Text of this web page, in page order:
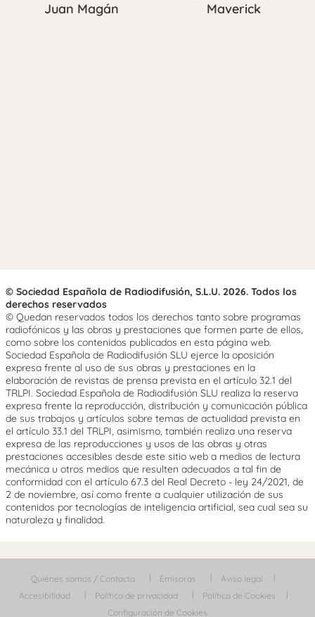
Juan Magán Maverick
© Sociedad Española de Radiodifusión, S.L.U. 2026. Todos los
derechos reservados
© Quedan reservados todos los derechos tanto sobre programas
radiofónicos y las obras y prestaciones que formen parte de ellos,
como sobre los contenidos publicados en esta página web.
Sociedad Española de Radiodifusión SLU ejerce la oposición
expresa frente al uso de sus obras y prestaciones en la
elaboración de revistas de prensa prevista en el artículo 32.1 del
TRLPI. Sociedad Española de Radiodifusión SLU realiza la reserva
expresa frente la reproducción, distribución y comunicación pública
de sus trabajos y artículos sobre temas de actualidad prevista en
el artículo 33.1 del TRLPI, asimismo, también realiza una reserva
expresa de las reproducciones y usos de las obras y otras
prestaciones accesibles desde este sitio web a medios de lectura
mecánica u otros medios que resulten adecuados a tal fin de
conformidad con el artículo 67.3 del Real Decreto - ley 24/2021, de
2 de noviembre, así como frente a cualquier utilización de sus
contenidos por tecnologías de inteligencia artificial, sea cual sea su
naturaleza y finalidad.
Quiénes somos / Contacta Emisoras
Aviso legal
Accesibilidad
Política de privacidad
Política de Cookies
Configuración de Cookies